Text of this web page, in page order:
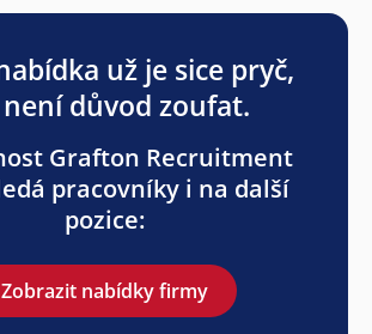
už je sice pryč,
důvod zoufat.
Grafton Recruitment
pracovníky i na další
pozice:
Zobrazit nabídky firmy